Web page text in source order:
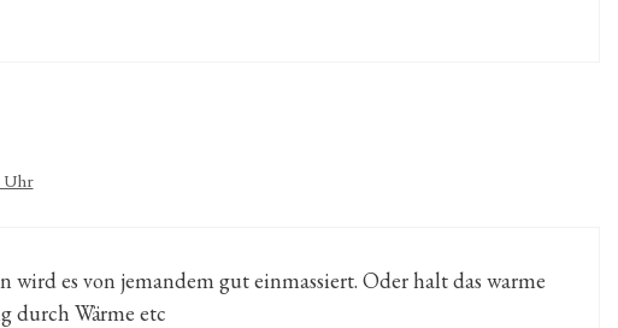
Uhr
es von jemandem gut einmassiert. Oder halt das warme
durch Wärme etc